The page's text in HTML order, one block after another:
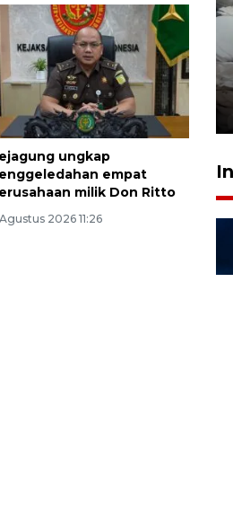
ungkap
empat
milik Don Ritto
2026 11:26
air bersih hadapi